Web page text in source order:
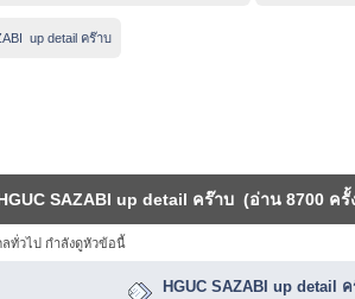
up detail คร๊าบ
SAZABI up detail คร๊าบ (อ่าน 8700 ครั้
ทั่วไป กำลังดูหัวข้อนี้
HGUC SAZABI up detail ค